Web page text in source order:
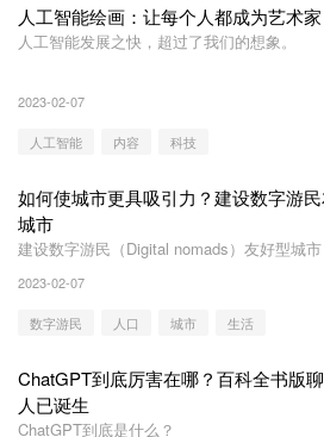
人工智能绘画：让每个人都成为艺术家
人工智能发展之快，超过了我们的想象。
2023-02-07
人工智能 内容 科技
如何使城市更具吸引力？建设数字游
城市
建设数字游民（Digital nomads）友好型城
2023-02-07
数字游民 人口 城市 生活
ChatGPT到底厉害在哪？百科全书版
人已诞生
ChatGPT到底是什么？